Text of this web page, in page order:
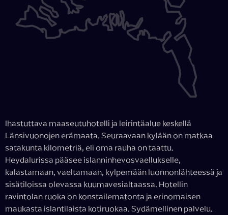
Ihastuttava maaseutuhotelli ja leirintäalue keskellä
Länsivuonojen erämaata. Seuraavaan kylään on matkaa
satakunta kilometriä, eli oma rauha on taattu.
Heydalurissa pääsee islanninhevosvaellukselle,
kalastamaan, vaeltamaan, kylpemään luonnonlähteessä ja
sisätiloissa olevassa kuumavesialtaassa. Hotellin
ravintolan ruoka on konstailematonta ja erinomaisen
maukasta islantilaista kotiruokaa. Sydämellinen palvelu.